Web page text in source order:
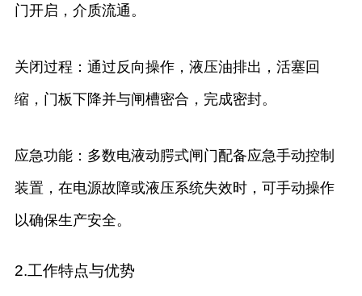
门开启，介质流通。
关闭过程：通过反向操作，液压油排出，活塞回
缩，门板下降并与闸槽密合，完成密封。
应急功能：多数电液动腭式闸门配备应急手动控制
装置，在电源故障或液压系统失效时，可手动操作
以确保生产安全。
2.工作特点与优势